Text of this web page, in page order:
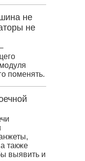
не
не
поменять.
также
выявить и